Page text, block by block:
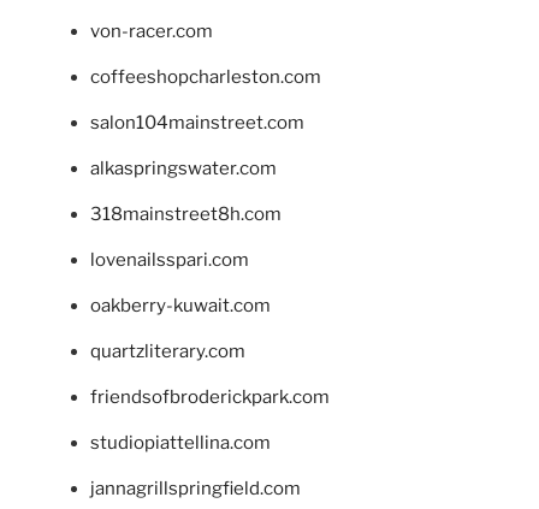
von-racer.com
coffeeshopcharleston.com
salon104mainstreet.com
alkaspringswater.com
318mainstreet8h.com
lovenailsspari.com
oakberry-kuwait.com
quartzliterary.com
friendsofbroderickpark.com
studiopiattellina.com
jannagrillspringfield.com